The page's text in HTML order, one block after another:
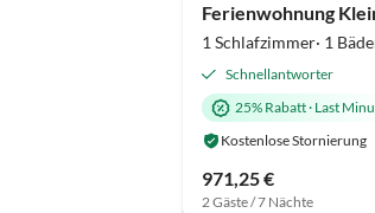
Ferienwohnung
1 Schlafzimmer· 1
Schnellantworter
25% Rabatt· Last
Kostenlose Stornierung
971,25 €
2 Gäste / 7 Nächte